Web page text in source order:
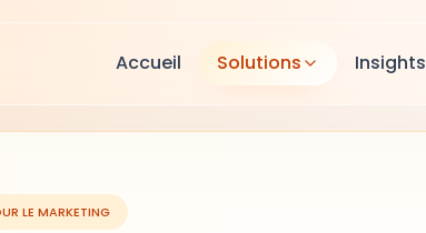
Accueil Solutions Insights
LE MARKETING